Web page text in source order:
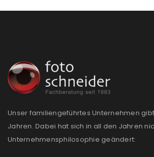
Unser familiengeführtes Unternehmen
Jahren. Dabei hat sich in all den Jahren
Unternehmensphilosophie geändert: